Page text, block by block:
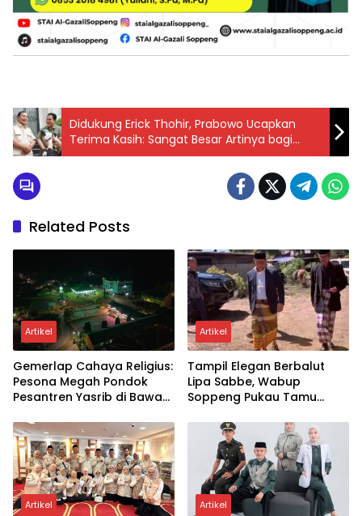
Didukung Erick Thohir, Prabowo Ucapkan
Terima Kasih: Sangat Besar Artinya bagi
Saya
Related Posts
Artikel
Gemerlap Cahaya Religius:
Pesona Megah Pondok
Pesantren Yasrib di Bawah
Artikel
Tampil Elegan Berbalut
Lipa Sabbe, Wabup
Soppeng Pukau Tamu
Pernikahan
Artikel Artikel